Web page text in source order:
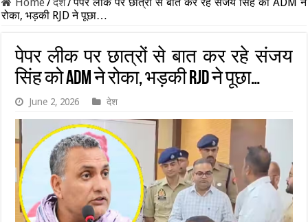
Home/देश/पेपर लीक पर छात्रों से बात कर रहे संजय सिंह को ADM ने
रोका, भड़की RJD ने पूछा…
पेपर लीक पर छात्रों से बात कर रहे संजय
सिंह को ADM ने रोका, भड़की RJD ने पूछा…
June 2, 2026 देश